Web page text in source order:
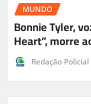
MUNDO
Bonnie Tyler,
Heart”, morre
Redação Policial